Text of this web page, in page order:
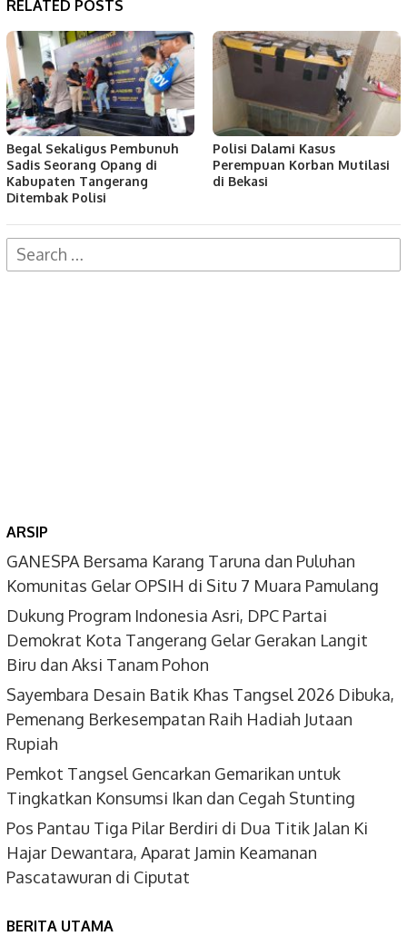
RELATED POSTS
Begal Sekaligus Pembunuh
Sadis Seorang Opang di
Kabupaten Tangerang
Ditembak Polisi
Polisi Dalami Kasus
Perempuan Korban Mutilasi
di Bekasi
Search
for:
ARSIP
GANESPA Bersama Karang Taruna dan Puluhan
Komunitas Gelar OPSIH di Situ 7 Muara Pamulang
Dukung Program Indonesia Asri, DPC Partai
Demokrat Kota Tangerang Gelar Gerakan Langit
Biru dan Aksi Tanam Pohon
Sayembara Desain Batik Khas Tangsel 2026 Dibuka,
Pemenang Berkesempatan Raih Hadiah Jutaan
Rupiah
Pemkot Tangsel Gencarkan Gemarikan untuk
Tingkatkan Konsumsi Ikan dan Cegah Stunting
Pos Pantau Tiga Pilar Berdiri di Dua Titik Jalan Ki
Hajar Dewantara, Aparat Jamin Keamanan
Pascatawuran di Ciputat
BERITA UTAMA